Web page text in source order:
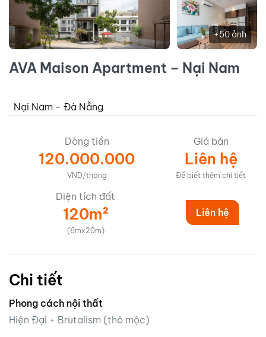
+50 ảnh
AVA Maison Apartment – Nại Nam
Nại Nam - Đà Nẵng
Dòng tiền
120.000.000
VND/tháng
Giá bán
Liên hệ
Để biết thêm chi tiết
Diện tích đất
120m²
(6mx20m)
Liên hệ
Chi tiết
Phong cách nội thất
Hiện Đại + Brutalism (thô mộc)